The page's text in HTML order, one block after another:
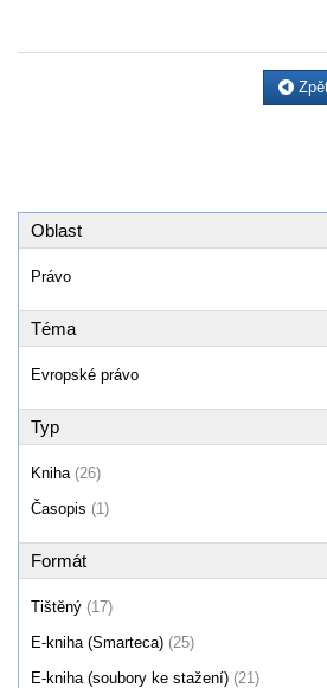
Oblast
Právo
Téma
Evropské právo
Typ
Kniha (26)
Časopis (1)
Formát
Tištěný (17)
E-kniha (Smarteca) (25)
E-kniha (soubory ke stažení) (21)